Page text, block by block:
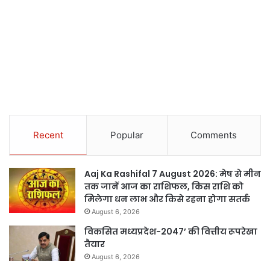
Recent Popular Comments
Aaj Ka Rashifal 7 August 2026: मेष से मीन
तक जानें आज का राशिफल, किस राशि को
मिलेगा धन लाभ और किसे रहना होगा सतर्क
August 6, 2026
विकसित मध्यप्रदेश-2047’ की वित्तीय रूपरेखा
तैयार
August 6, 2026